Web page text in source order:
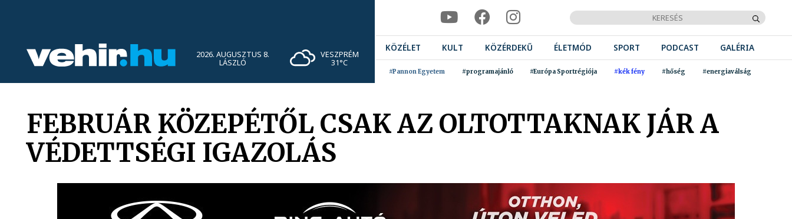
2026. AUGUSZTUS 8.
LÁSZLÓ
VESZPRÉM
31°C
KÖZÉLET KULT KÖZÉRDEKŰ ÉLETMÓD SPORT PODCAST GALÉRIA
#Pannon Egyetem #programajánló #Európa Sportrégiója #kék fény #hőség #energiaválság
FEBRUÁR KÖZEPÉTŐL CSAK AZ OLTOTTAKNAK JÁR A
VÉDETTSÉGI IGAZOLÁS